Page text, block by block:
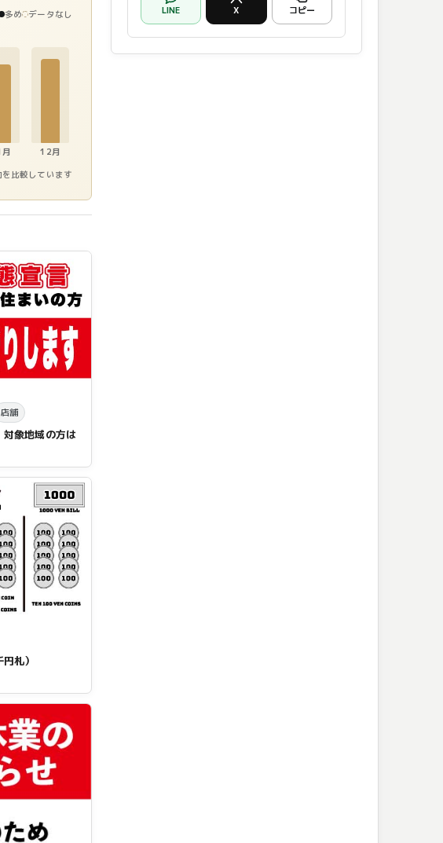
多め データなし
12月
比較しています
LINE X コピー
店舗
象地域の方は
札）